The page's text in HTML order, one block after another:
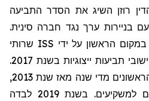
רוזן השיג את הסדר התביעה
בניירות ערך נגד חברה סינית.
במקום הראשון על ידי ISS שרותי
תביעה ייצוגית, בגין מספר יישובי תביעות ייצוגיות בשנת 2017.
המשרד מדורג בין ארבעת הראשונים מדי שנה מאז שנת 2013,
והחזיר מאות מיליוני דולרים למשקיעים. בשנת 2019 לבדה